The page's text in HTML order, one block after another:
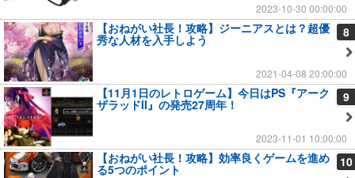
2023-10-30 00:00:00
8
【おねがい社長！攻略】ジーニアスとは？超優
秀な人材を入手しよう
2021-04-08 20:00:00
9
【11月1日のレトロゲーム】今日はPS『アーク
ザラッドII』の発売27周年！
2023-11-01 10:00:00
10
【おねがい社長！攻略】効率良くゲームを進め
る5つのポイント